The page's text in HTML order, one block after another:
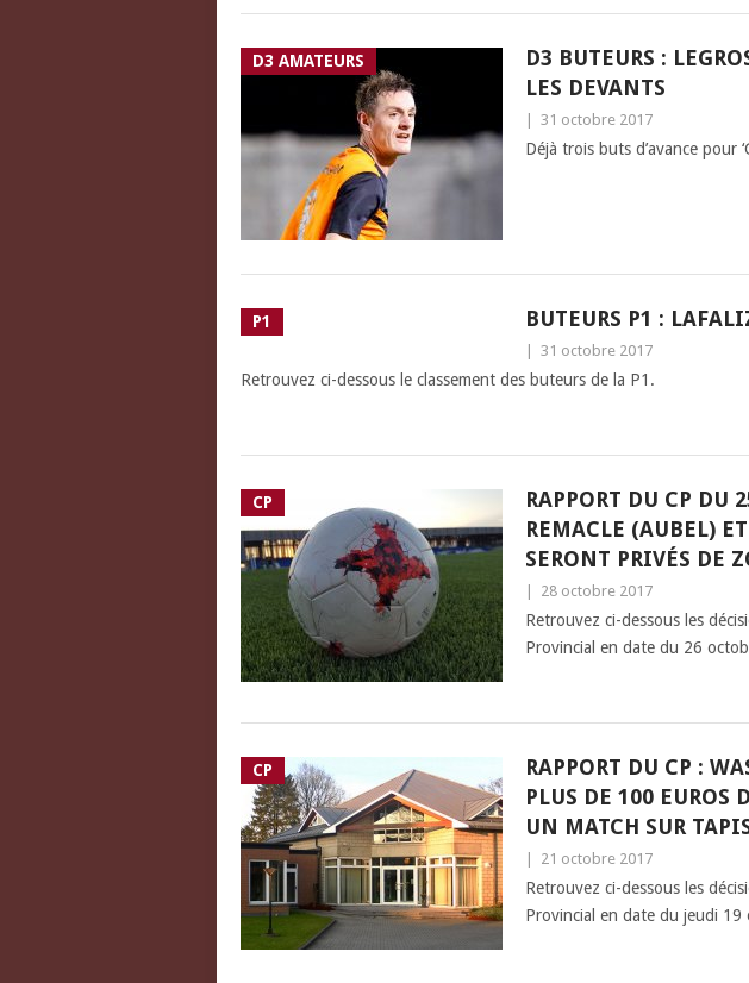
D3 AMATEURS
D3 BUTEURS :
LES DEVANTS
31 octobre 2017
Déjà trois buts d’avance pour
P1 BUTEURS P1 :
31 octobre 2017
Retrouvez ci-dessous le classement des buteurs de la P1.
CP
RAPPORT DU CP DU
REMACLE (AUBEL)
SERONT PRIVÉS DE
28 octobre 2017
Retrouvez ci-dessous les
Provincial en date du 26
CP
RAPPORT DU CP :
PLUS DE 100 EUROS
UN MATCH SUR
21 octobre 2017
Retrouvez ci-dessous les
Provincial en date du jeudi 19